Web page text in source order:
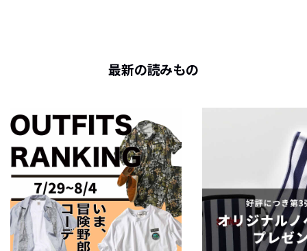
最新の読みもの